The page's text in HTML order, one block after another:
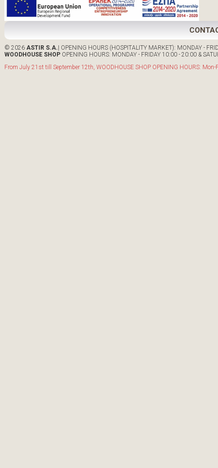
© 2026 ASTIR S.A.| OPENING HOURS (HOSPITALITY MARKET): MONDAY -
WOODHOUSE SHOPOPENING HOURS: MONDAY - FRIDAY 10:00 - 20:00 &
From July 21st till September 12th, WOODHOUSE SHOP OPENING HOURS: